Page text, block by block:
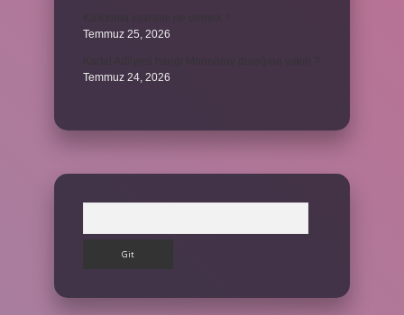
Temmuz 25, 2026
Temmuz 24, 2026